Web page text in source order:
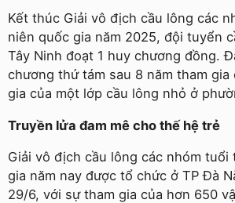
Kết thúc Giải vô địch cầu lông các
niên quốc gia năm 2025, đội tuyển
Tây Ninh đoạt 1 huy chương đồng.
chương thứ tám sau 8 năm tham gia
gia của một lớp cầu lông nhỏ ở
Truyền lửa đam mê cho thế hệ trẻ
Giải vô địch cầu lông các nhóm
gia năm nay được tổ chức ở TP Đà
29/6, với sự tham gia của hơn 650